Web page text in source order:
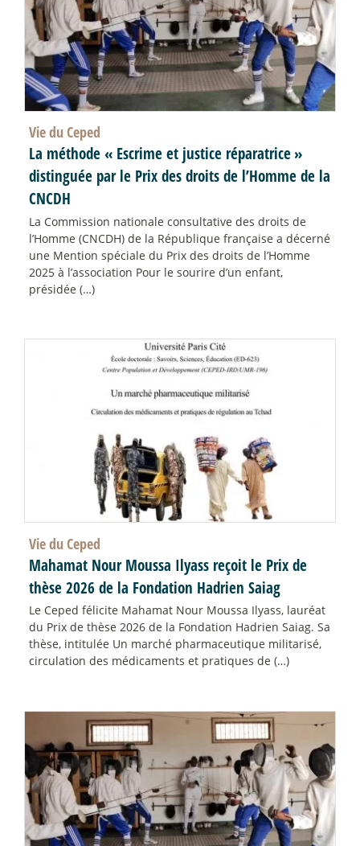
Vie du Ceped
La méthode « Escrime et justice réparatrice»
distinguée par le Prix des droits de l’Homme de la
CNCDH
La Commission nationale consultative des droits de
l’Homme (CNCDH) de la République française a décerné
une Mention spéciale du Prix des droits de l’Homme
2025 à l’association Pour le sourire d’un enfant,
présidée (…)
Vie du Ceped
Mahamat Nour Moussa Ilyass reçoit le Prix de
thèse 2026 de la Fondation Hadrien Saiag
Le Ceped félicite Mahamat Nour Moussa Ilyass, lauréat
du Prix de thèse 2026 de la Fondation Hadrien Saiag. Sa
thèse, intitulée Un marché pharmaceutique militarisé,
circulation des médicaments et pratiques de (…)